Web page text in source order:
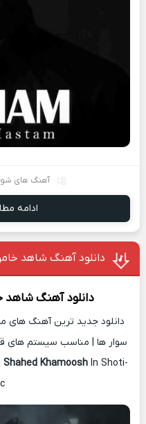
آهنگ های
ادامه
دانلود آهنگ شاهد
دانلود آهنگ شاهد
دانلود جدید ترین آهنگ های
سوار ها | مناسب سیستم های
Shahed Khamoosh In Shoti-